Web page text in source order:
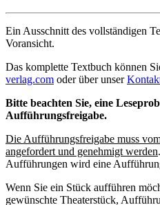
Ein Ausschnitt des vollständigen
Voransicht.
Das komplette Textbuch können
verlag.com oder über unser
Bitte beachten Sie, eine
Aufführungsfreigabe.
Die Aufführungsfreigabe muss
angefordert und genehmigt werden
Aufführungen wird eine
Wenn Sie ein Stück aufführen
gewünschte Theaterstück,